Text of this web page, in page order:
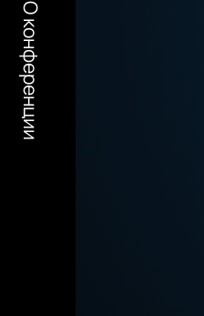
О конференции